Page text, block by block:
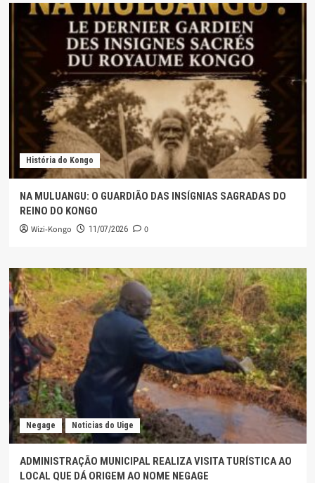
História do Kongo
NA MULUANGU: O GUARDIÃO DAS INSÍGNIAS SAGRADAS DO
REINO DO KONGO
Wizi-Kongo 11/07/2026 0
Negage Noticias do Uige
ADMINISTRAÇÃO MUNICIPAL REALIZA VISITA TURÍSTICA AO
LOCAL QUE DÁ ORIGEM AO NOME NEGAGE